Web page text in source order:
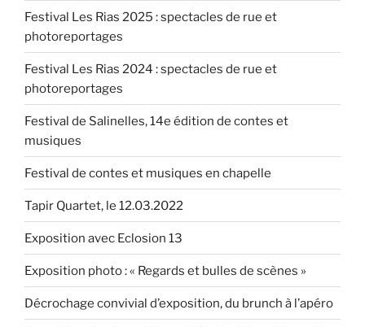
Sabine
déterminante » »
Festival Les Rias 2025 : spectacles de rue et
photoreportages
Festival Les Rias 2024 : spectacles de rue et
photoreportages
Festival de Salinelles, 14e édition de contes et
musiques
Festival de contes et musiques en chapelle
Tapir Quartet, le 12.03.2022
Exposition avec Eclosion 13
Exposition photo : « Regards et bulles de scènes »
Décrochage convivial d’exposition, du brunch à l’apéro